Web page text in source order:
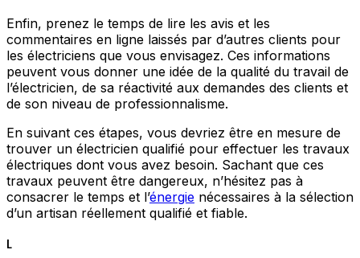
Enfin, prenez le temps de lire les avis et les
commentaires en ligne laissés par d’autres clients pour
les électriciens que vous envisagez. Ces informations
peuvent vous donner une idée de la qualité du travail de
l’électricien, de sa réactivité aux demandes des clients et
de son niveau de professionnalisme.
En suivant ces étapes, vous devriez être en mesure de
trouver un électricien qualifié pour effectuer les travaux
électriques dont vous avez besoin. Sachant que ces
travaux peuvent être dangereux, n’hésitez pas à
consacrer le temps et l’énergie nécessaires à la sélection
d’un artisan réellement qualifié et fiable.
L